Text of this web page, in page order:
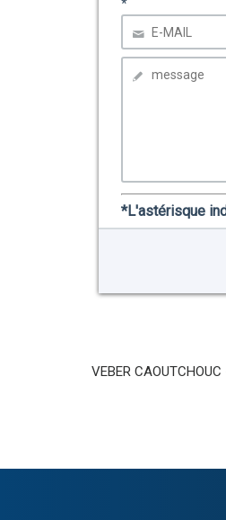
VEBER